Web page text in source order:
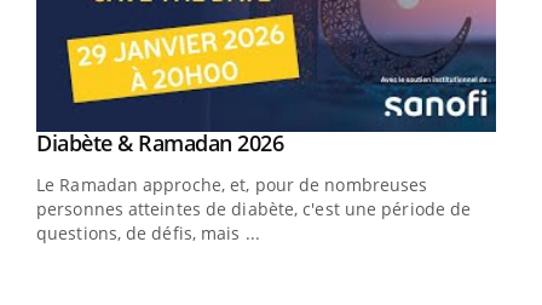
Youtube
Diabète & Ramadan 2026Youtube
Le Ramadan approche, et, pour de nombreuses
personnes atteintes de diabète, c'est une période de
questions, de défis, mais ...